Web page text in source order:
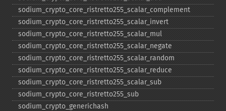
sodium_​crypto_​core_​ristretto255_​scalar_​complement
sodium_​crypto_​core_​ristretto255_​scalar_​invert
sodium_​crypto_​core_​ristretto255_​scalar_​mul
sodium_​crypto_​core_​ristretto255_​scalar_​negate
sodium_​crypto_​core_​ristretto255_​scalar_​random
sodium_​crypto_​core_​ristretto255_​scalar_​reduce
sodium_​crypto_​core_​ristretto255_​scalar_​sub
sodium_​crypto_​core_​ristretto255_​sub
sodium_​crypto_​generichash